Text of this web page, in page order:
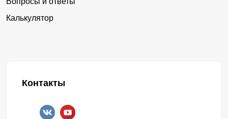
Калькулятор
Контакты